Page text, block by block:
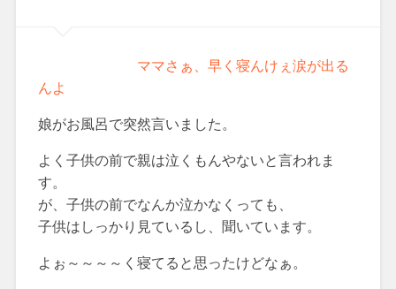
ママさぁ、早く寝んけぇ涙が出る
んよ
娘がお風呂で突然言いました。
よく子供の前で親は泣くもんやないと言われま
す。
が、子供の前でなんか泣かなくっても、
子供はしっかり見ているし、聞いています。
よぉ～～～～く寝てると思ったけどなぁ。